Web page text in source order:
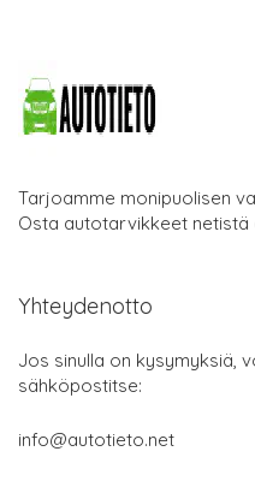
Tarjoamme monipuolisen
Osta autotarvikkeet netistä
Yhteydenotto
Jos sinulla on kysymyksiä,
sähköpostitse:
info@autotieto.net